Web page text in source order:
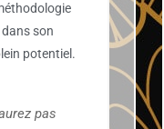
son
potentiel.
pas